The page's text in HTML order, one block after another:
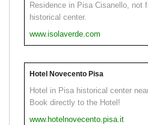
Residence in Pisa Cisanello, not
historical center.
www.isolaverde.com
Hotel Novecento Pisa
Hotel in Pisa historical center
Book directly to the Hotel!
www.hotelnovecento.pisa.it